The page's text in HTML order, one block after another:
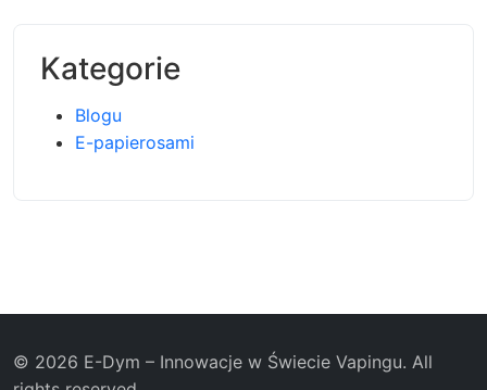
Kategorie
Blogu
E-papierosami
© 2026 E-Dym – Innowacje w Świecie Vapingu. All